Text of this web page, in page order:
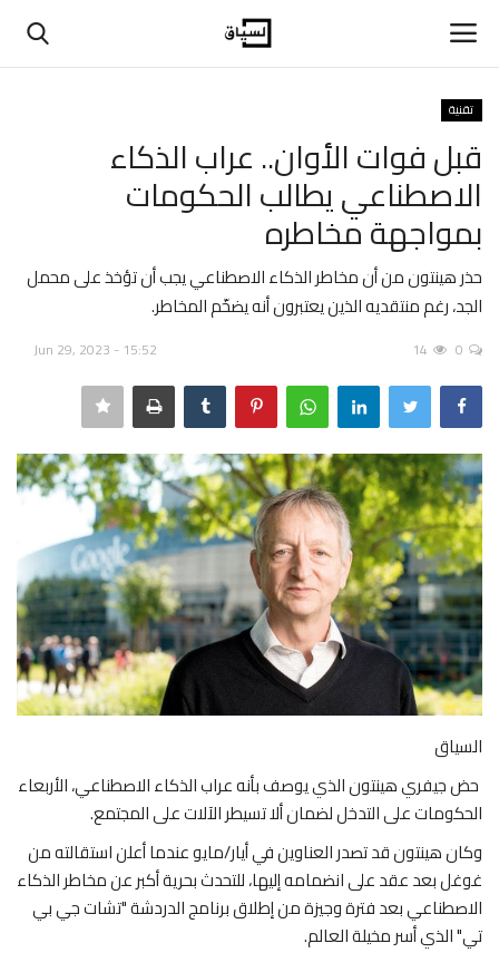
الرئيسية
حوارات
اتصل بنا
عن السياق
بيانات ومقالات
عالم السياق
في دقيقتين
اقتصاد
صحة
تقنية
خارج السياق
تقنية
قبل فوات الأوان.. عراب الذكاء
الاصطناعي يطالب الحكومات
بمواجهة مخاطره
حذر هينتون من أن مخاطر الذكاء الاصطناعي يجب أن تؤخذ على محمل
الجد، رغم منتقديه الذين يعتبرون أنه يضخّم المخاطر.
Jun 29, 2023 - 15:52 0
14
السياق
حض جيفري هينتون الذي يوصف بأنه عراب الذكاء الاصطناعي، الأربعاء
الحكومات على التدخل لضمان ألا تسيطر الآلات على المجتمع.
وكان هينتون قد تصدر العناوين في أيار/مايو عندما أعلن استقالته من
غوغل بعد عقد على انضمامه إليها، للتحدث بحرية أكبر عن مخاطر الذكاء
الاصطناعي بعد فترة وجيزة من إطلاق برنامج الدردشة "تشات جي بي
تي" الذي أسر مخيلة العالم.